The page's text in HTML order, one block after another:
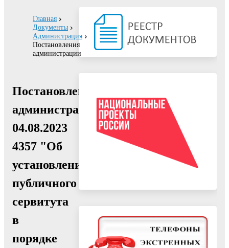
Главная
Документы
Администрация
Постановления
администрации
Постановление
администрации
04.08.2023
4357 "Об
установлении
публичного
сервитута
в
порядке